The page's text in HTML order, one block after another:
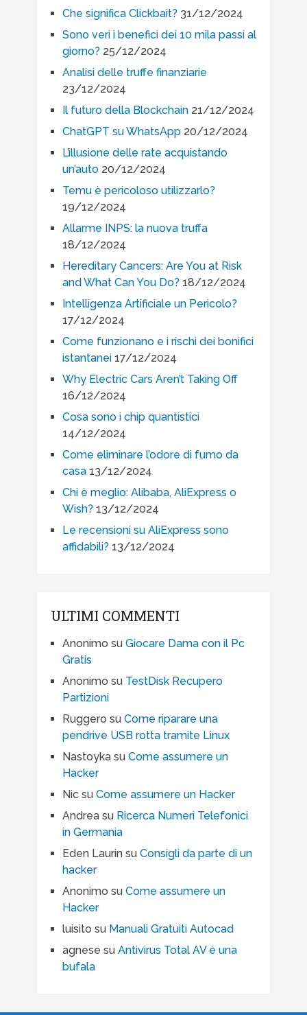
Che significa Clickbait? 31/12/2024
Sono veri i benefici dei 10 mila passi al
giorno? 25/12/2024
Analisi delle truffe finanziarie
23/12/2024
Il futuro della Blockchain 21/12/2024
ChatGPT su WhatsApp 20/12/2024
L’illusione delle rate acquistando
un’auto 20/12/2024
Temu è pericoloso utilizzarlo?
19/12/2024
Allarme INPS: la nuova truffa
18/12/2024
Hereditary Cancers: Are You at Risk
and What Can You Do? 18/12/2024
Intelligenza Artificiale un Pericolo?
17/12/2024
Come funzionano e i rischi dei bonifici
istantanei 17/12/2024
Why Electric Cars Aren’t Taking Off
16/12/2024
Cosa sono i chip quantistici
14/12/2024
Come eliminare l’odore di fumo da
casa 13/12/2024
Chi è meglio: Alibaba, AliExpress o
Wish? 13/12/2024
Le recensioni su AliExpress sono
affidabili? 13/12/2024
ULTIMI COMMENTI
Anonimo su Giocare Dama con il Pc
Gratis
Anonimo su TestDisk Recupero
Partizioni
Ruggero su Come riparare una
pendrive USB rotta tramite Linux
Nastoykasu Come assumere un
Hacker
Nicsu Come assumere un Hacker
Andreasu Ricerca Numeri Telefonici
in Germania
Eden Laurinsu Consigli da parte di un
hacker
Anonimo su Come assumere un
Hacker
luisito su Manuali Gratuiti Autocad
agnese su Antivirus Total AV è una
bufala